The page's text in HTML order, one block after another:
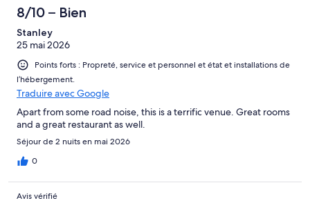
8/10 – Bien
Stanley
25 mai 2026
Points forts : Propreté, service et personnel et état et installations de
l’hébergement.
Traduire avec Google
Apart from some road noise, this is a terrific venue. Great rooms
and a great restaurant as well.
Séjour de 2 nuits en mai 2026
0
Avis vérifié